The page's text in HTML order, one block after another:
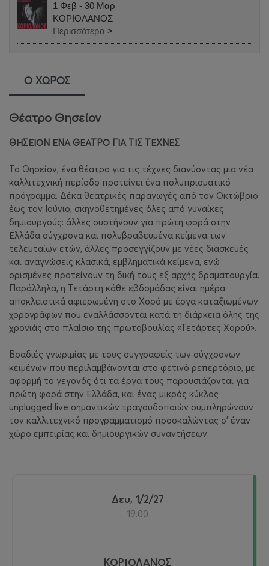
1 Φεβ - 30 Μαρ
ΚΟΡΙΟΛΑΝΟΣ
Περισσότερα >
Ο ΧΩΡΟΣ
Θέατρο Θησείον
ΘΗΣΕΙΟΝ ΕΝΑ ΘΕΑΤΡΟ ΓΙΑ ΤΙΣ ΤΕΧΝΕΣ
Το Θησείον, ένα θέατρο για τις τέχνες διανύοντας μια νέα
καλλιτεχνική περίοδο προτείνει ένα πολυπρισματικό
πρόγραμμα. Δέκα θεατρικές παραγωγές από τον Οκτώβριο
έως τον Ιούνιο, σκηνοθετημένες όλες από γυναίκες
δημιουργούς: άλλες συστήνουν για πρώτη φορά στην
Ελλάδα σύγχρονα και πολυβραβευμένα κείμενα των
τελευταίων ετών, άλλες προσεγγίζουν με νέες διασκευές
και αναγνώσεις κλασικά, εμβληματικά κείμενα, ενώ
ορισμένες προτείνουν τη δική τους εξ αρχής δραματουργία.
Παράλληλα, η Τετάρτη κάθε εβδομάδας είναι ημέρα
αποκλειστικά αφιερωμένη στο Χορό με έργα καταξιωμένων
χορογράφων που εναλλάσσονται κατά τη διάρκεια όλης της
χρονιάς στο πλαίσιο της πρωτοβουλίας «Τετάρτες Χορού».
Βραδιές γνωριμίας με τους συγγραφείς των σύγχρονων
κειμένων που περιλαμβάνονται στο φετινό ρεπερτόριο, με
αφορμή το γεγονός ότι τα έργα τους παρουσιάζονται για
πρώτη φορά στην Ελλάδα, και ένας μικρός κύκλος
unplugged live σημαντικών τραγουδοποιών συμπληρώνουν
τον καλλιτεχνικό προγραμματισμό προσκαλώντας σ’ έναν
χώρο εμπειρίας και δημιουργικών συναντήσεων.
Δευ, 1/2/27
19:00
ΚΟΡΙΟΛΑΝΟΣ